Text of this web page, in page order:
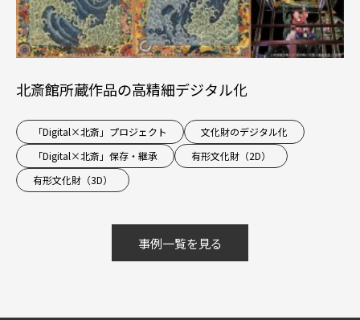
北斎館所蔵作品の高精細デジタル化
「Digital×北斎」プロジェクト
文化財のデジタル化
「Digital×北斎」保存・継承
有形文化財（2D）
有形文化財（3D）
事例一覧を見る